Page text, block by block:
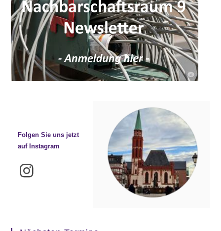
Folgen Sie uns jetzt
auf Instagram
Instagram